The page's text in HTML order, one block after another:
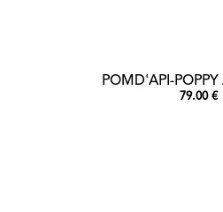
POMD'API-POPPY
79.00 €